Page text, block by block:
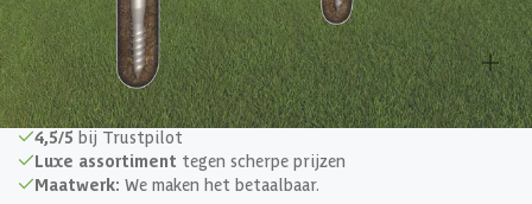
Overige specificaties
Materiaal Metaal
Afmetingen (bxl) 222x294x65 cm
4,5/5 bij Trustpilot
Luxe assortiment tegen scherpe prijzen
Maatwerk: We maken het betaalbaar.